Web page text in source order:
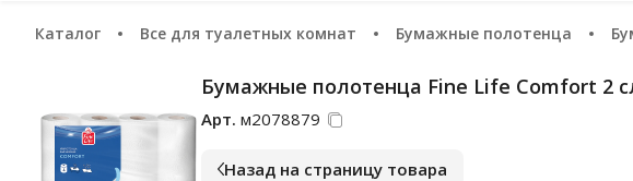
Каталог Все для туалетных комнат Бумажные полотенца
Бумажные полотенца Fine Life Comfort 2
Арт. м2078879
Назад на страницу товара